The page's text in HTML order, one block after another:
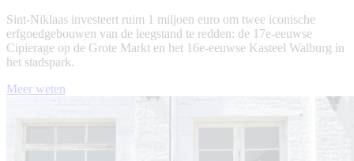
Sint-Niklaas investeert ruim 1 miljoen euro om twee iconische
erfgoedgebouwen van de leegstand te redden: de 17e-eeuwse
Cipierage op de Grote Markt en het 16e-eeuwse Kasteel Walburg in
het stadspark.
Meer weten